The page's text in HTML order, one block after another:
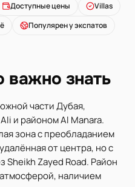
Доступные цены
Villas
Популярен у экспатов
важно знать
части Дубая,
и районом Al Manara.
зона с преобладанием
от центра, но с
Zayed Road. Район
наличием